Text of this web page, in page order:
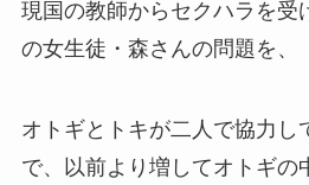
現国の教師からセクハラを受
の女生徒・森さんの問題を、
オトギとトキが二人で協力し
で、以前より増してオトギの